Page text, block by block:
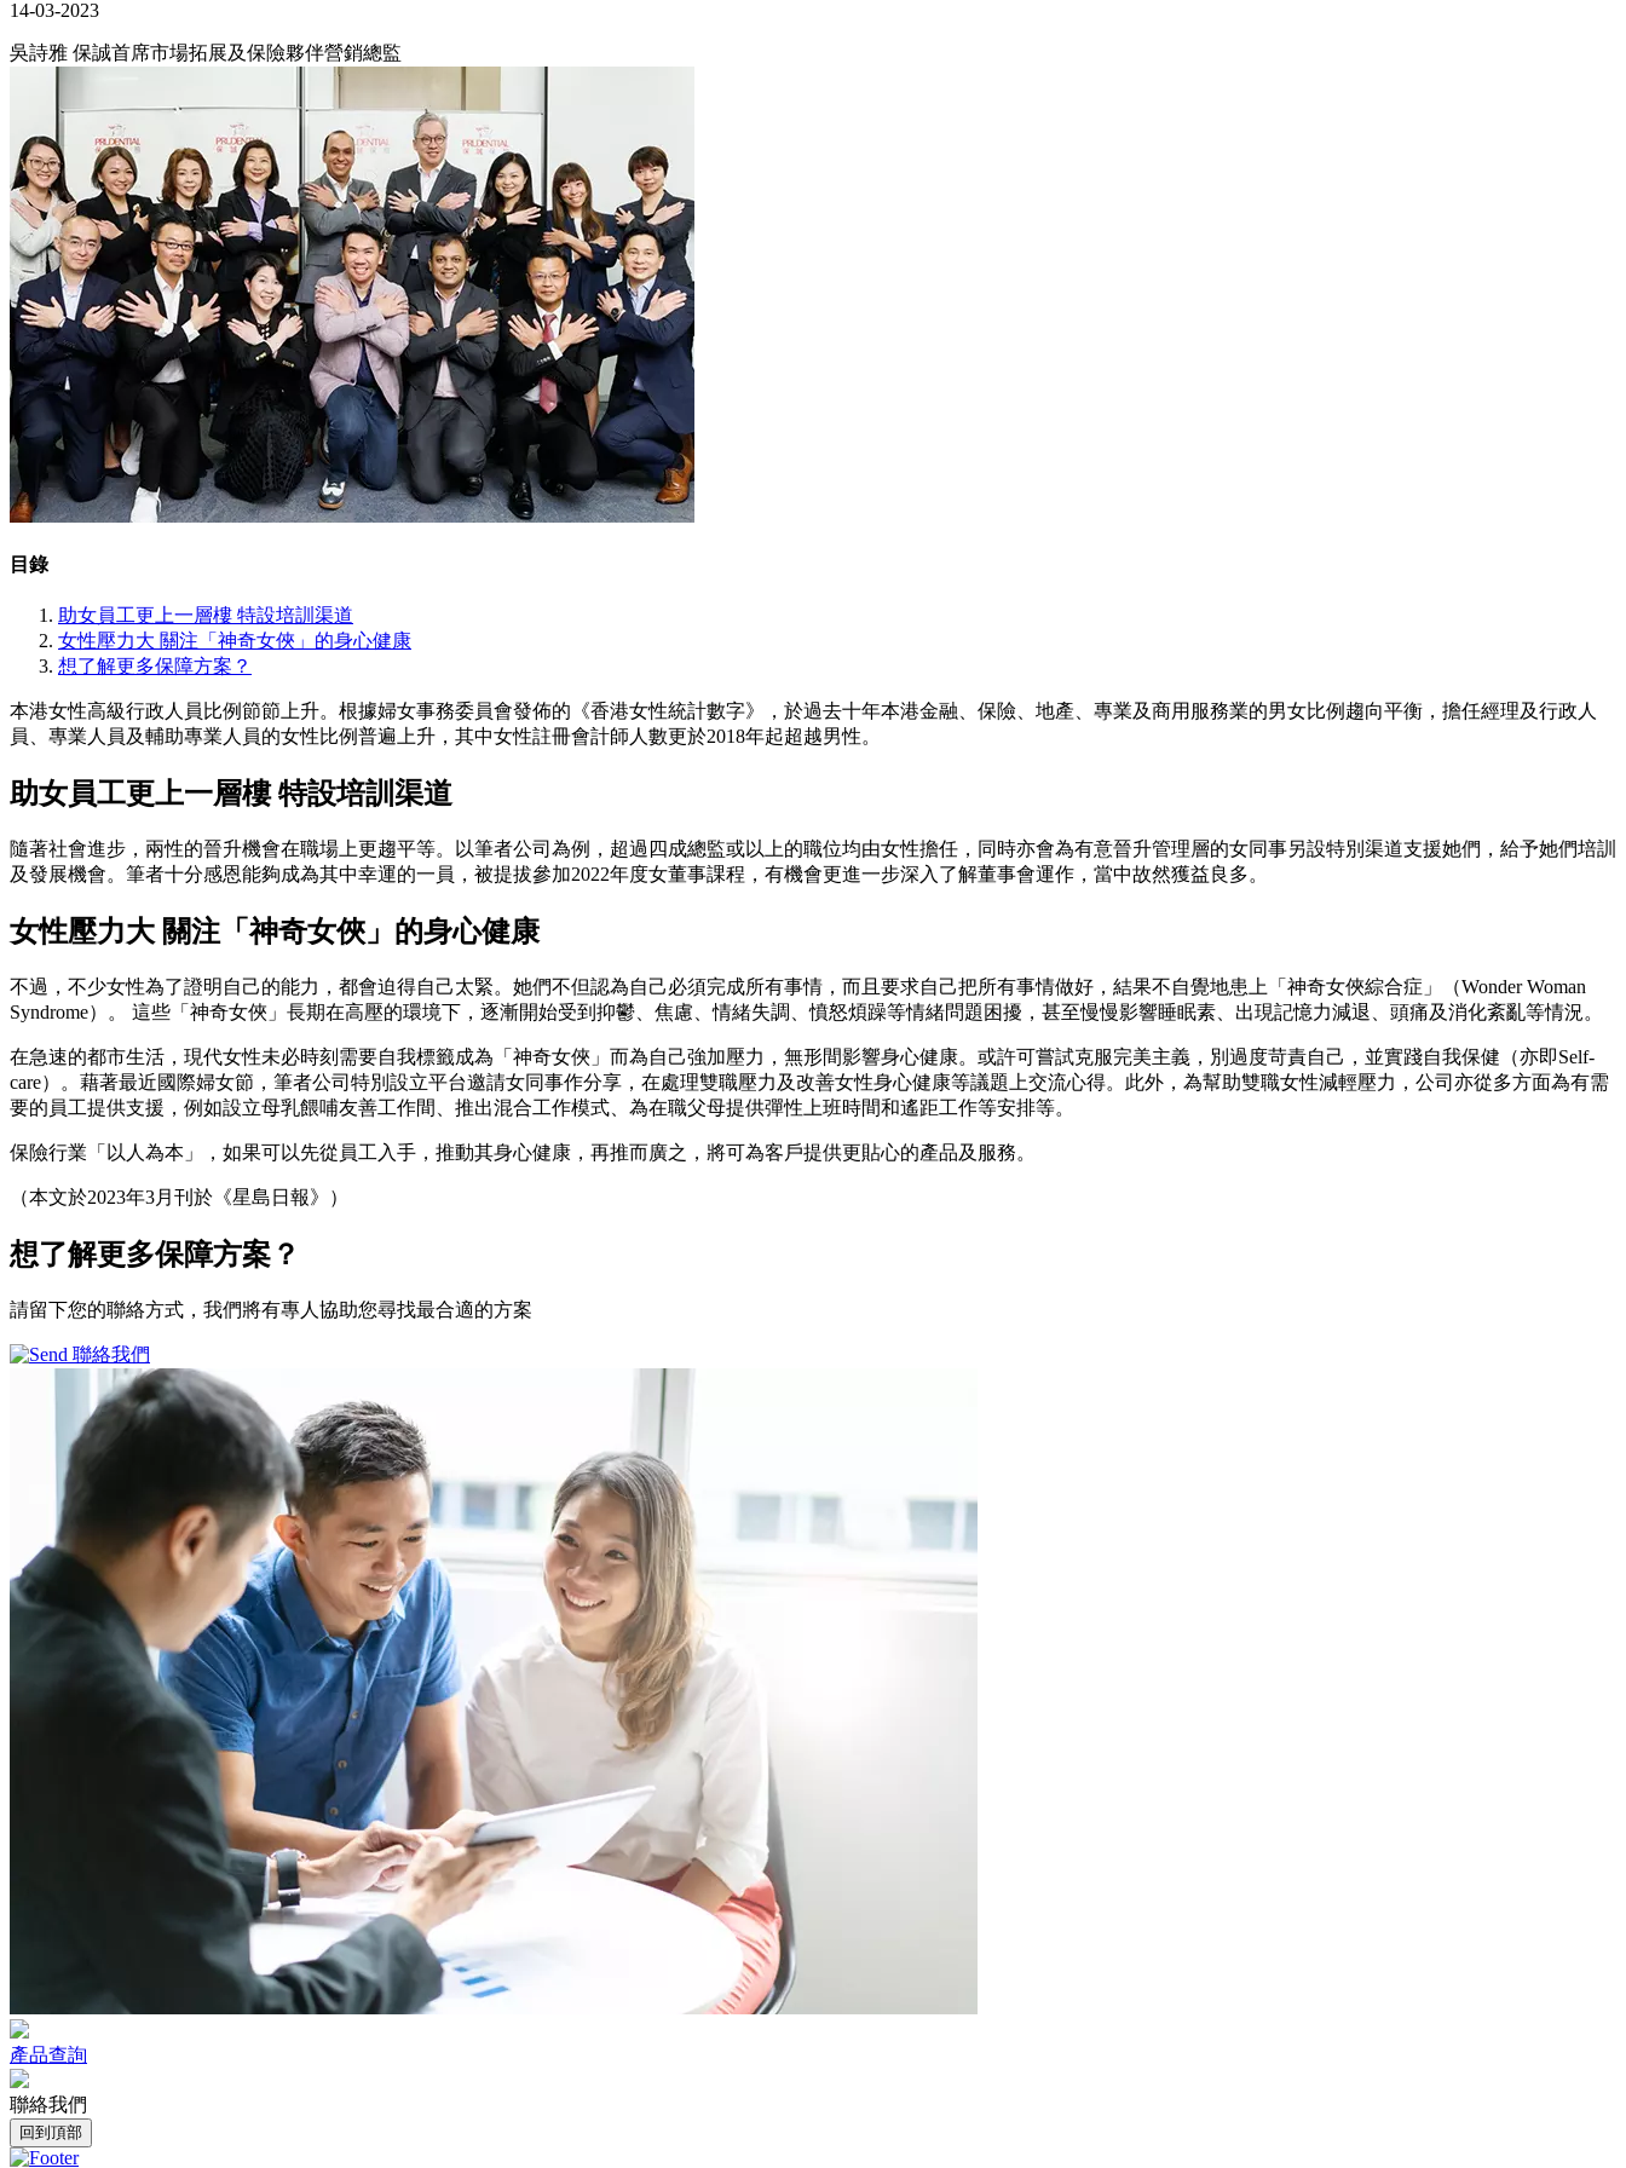
14-03-2023
吳詩雅 保誠首席市場拓展及保險夥伴營銷總監
目錄
助女員工更上一層樓 特設培訓渠道
女性壓力大 關注「神奇女俠」的身心健康
想了解更多保障方案？
本港女性高級行政人員比例節節上升。根據婦女事務委員會發佈的《香港女性統計數字》，於過去十年本港金融、保險、地產、專業及商用服務業的男女比例趨向平衡，擔任經理及行政人
員、專業人員及輔助專業人員的女性比例普遍上升，其中女性註冊會計師人數更於2018年起超越男性。
助女員工更上一層樓 特設培訓渠道
隨著社會進步，兩性的晉升機會在職場上更趨平等。以筆者公司為例，超過四成總監或以上的職位均由女性擔任，同時亦會為有意晉升管理層的女同事另設特別渠道支援她們，給予她們培訓
及發展機會。筆者十分感恩能夠成為其中幸運的一員，被提拔參加2022年度女董事課程，有機會更進一步深入了解董事會運作，當中故然獲益良多。
女性壓力大 關注「神奇女俠」的身心健康
不過，不少女性為了證明自己的能力，都會迫得自己太緊。她們不但認為自己必須完成所有事情，而且要求自己把所有事情做好，結果不自覺地患上「神奇女俠綜合症」（Wonder Woman
Syndrome）。 這些「神奇女俠」長期在高壓的環境下，逐漸開始受到抑鬱、焦慮、情緒失調、憤怒煩躁等情緒問題困擾，甚至慢慢影響睡眠素、出現記憶力減退、頭痛及消化紊亂等情況。
在急速的都市生活，現代女性未必時刻需要自我標籤成為「神奇女俠」而為自己強加壓力，無形間影響身心健康。或許可嘗試克服完美主義，別過度苛責自己，並實踐自我保健（亦即Self-
care）。藉著最近國際婦女節，筆者公司特別設立平台邀請女同事作分享，在處理雙職壓力及改善女性身心健康等議題上交流心得。此外，為幫助雙職女性減輕壓力，公司亦從多方面為有需
要的員工提供支援，例如設立母乳餵哺友善工作間、推出混合工作模式、為在職父母提供彈性上班時間和遙距工作等安排等。
保險行業「以人為本」，如果可以先從員工入手，推動其身心健康，再推而廣之，將可為客戶提供更貼心的產品及服務。
（本文於2023年3月刊於《星島日報》）
想了解更多保障方案？
請留下您的聯絡方式，我們將有專人協助您尋找最合適的方案
聯絡我們
產品查詢
聯絡我們
回到頂部